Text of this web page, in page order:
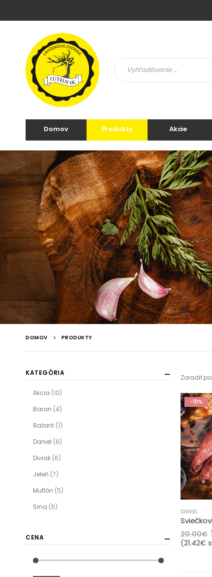
Domov Produkty Akcie
DOMOV PRODUKTY
Zoradiť
-10%
DANIEL
20.00€
(21.42€
KATEGÓRIA
Akcia (10)
Baran (4)
Bažant (1)
Daniel (6)
Diviak (6)
Jeleň (7)
Muflón (5)
Srna (5)
CENA